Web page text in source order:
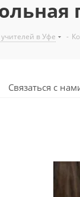
в Уфе -
Связаться с